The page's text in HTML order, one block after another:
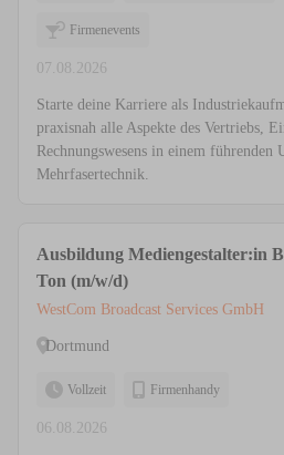
Firmenevents
07.08.2026
Starte deine Karriere als
praxisnah alle Aspekte des Vertriebs,
Rechnungswesens in einem führenden
Mehrfasertechnik.
Ausbildung Mediengestalter:in
Ton (m/w/d)
WestCom Broadcast Services GmbH
Dortmund
Vollzeit Firmenhandy
06.08.2026